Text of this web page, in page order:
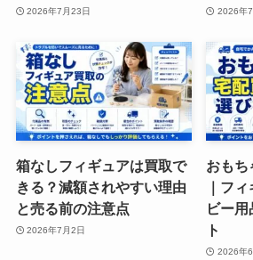
2026年7月23日 2026年
箱なしフィギュアは買取で
きる？減額されやすい理由
と売る前の注意点
2026年7月2日
おもち
｜フ
ビー
ト
2026年